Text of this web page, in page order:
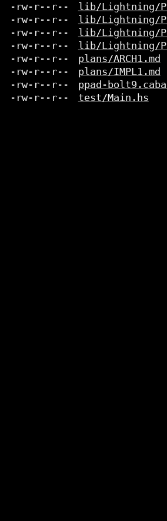
-rw-r--r--
lib/Lightning/
-rw-r--r--
lib/Lightning/
-rw-r--r--
lib/Lightning/
-rw-r--r--
lib/Lightning/
-rw-r--r--
plans/ARCH1.md
-rw-r--r--
plans/IMPL1.md
-rw-r--r--
ppad-
-rw-r--r--
test/Main.hs